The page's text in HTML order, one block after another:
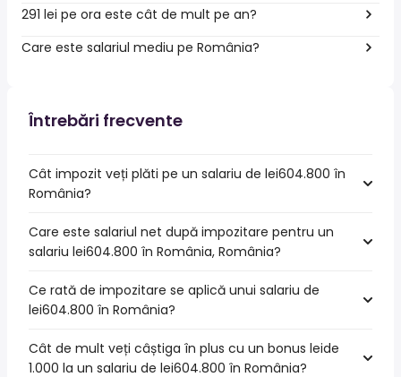
291 lei pe ora este cât de mult pe an?
Care este salariul mediu pe România?
Întrebări frecvente
Cât impozit veți plăti pe un salariu de lei604.800 în
România?
Care este salariul net după impozitare pentru un
salariu lei604.800 în România, România?
Ce rată de impozitare se aplică unui salariu de
lei604.800 în România?
Cât de mult veți câștiga în plus cu un bonus leide
1.000 la un salariu de lei604.800 în România?